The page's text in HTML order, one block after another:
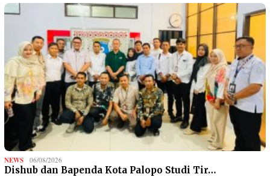
NEWS 06/08/2026
Dishub dan Bapenda Kota Palopo Studi Tir…